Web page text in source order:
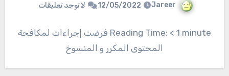
Jareer
12/05/2022 لا توجد تعليقات
Reading Time: < 1 minute فرضت إجراءات لمكافحة
المحتوى المكرر و المنسوخ